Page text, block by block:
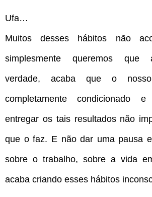
Ufa…
Muitos desses hábitos não
simplesmente queremos que
verdade, acaba que o
completamente condicionado
entregar os tais resultados não
que o faz. E não dar uma pausa
sobre o trabalho, sobre a vida
acaba criando esses hábitos